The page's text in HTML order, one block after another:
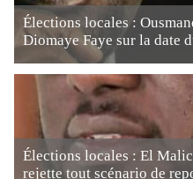
Élections locales :
Diomaye Faye sur la date
Élections locales : El
rejette tout scénario de